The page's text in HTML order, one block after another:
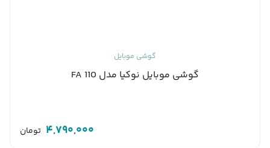
گوشی موبایل
گوشی موبایل نوکیا مدل 110 FA
4,790,000 تومان